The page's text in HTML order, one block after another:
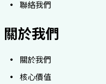
聯絡我們
關於我們
關於我們
核心價值